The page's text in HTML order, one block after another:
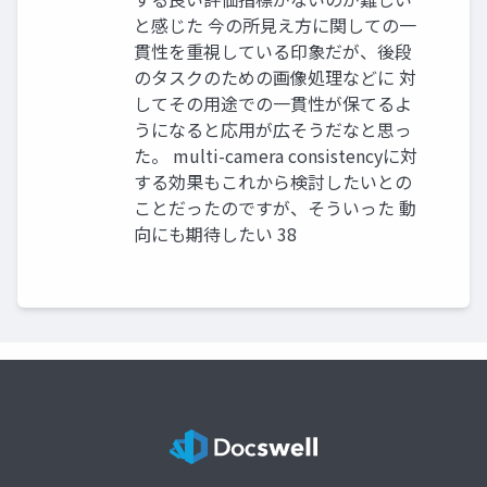
と感じた 今の所見え方に関しての一
貫性を重視している印象だが、後段
のタスクのための画像処理などに 対
してその用途での一貫性が保てるよ
うになると応用が広そうだなと思っ
た。 multi-camera consistencyに対
する効果もこれから検討したいとの
ことだったのですが、そういった 動
向にも期待したい 38